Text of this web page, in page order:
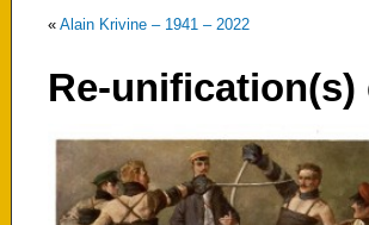
« Alain Krivine – 1941 – 2022
Re-